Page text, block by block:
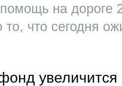
на
то, что сегодня